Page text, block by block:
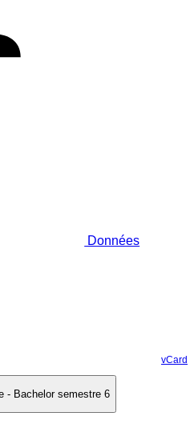
Données
vCard
- Bachelor semestre 6